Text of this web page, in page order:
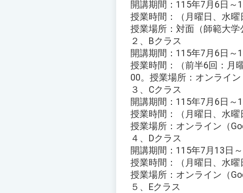
開講期間：115年7月6日～
授業時間：（月曜日、水曜
授業場所：対面（師範大学
２、Bクラス
開講期間：115年7月6日～
授業時間：（前半6回：月
00。授業場所：オンライン
３、Cクラス
開講期間：115年7月6日～
授業時間：（月曜日、水曜
授業場所：オンライン（
４、Dクラス
開講期間：115年7月13日
授業時間：（月曜日、水曜
授業場所：オンライン（
５、Eクラス